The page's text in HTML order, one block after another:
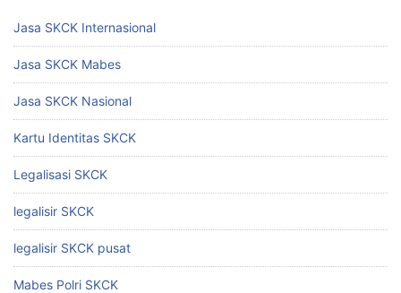
Jasa SKCK Internasional
Jasa SKCK Mabes
Jasa SKCK Nasional
Kartu Identitas SKCK
Legalisasi SKCK
legalisir SKCK
legalisir SKCK pusat
Mabes Polri SKCK